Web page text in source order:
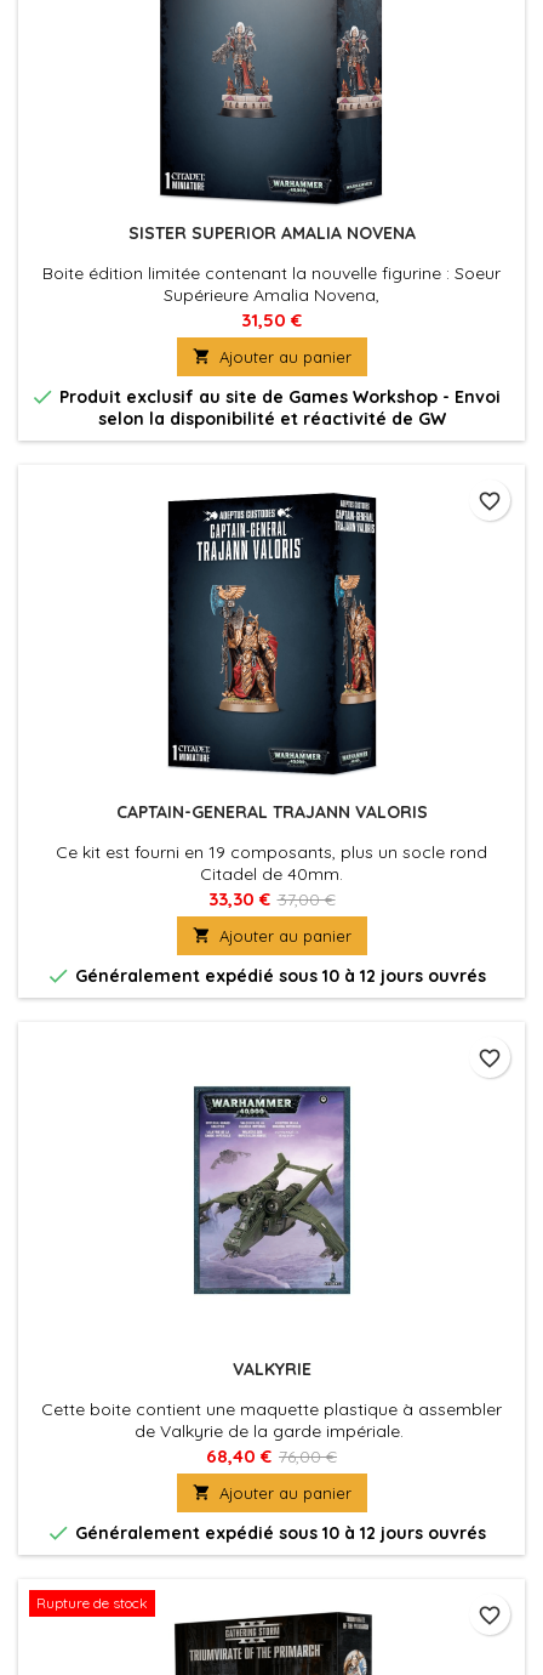
SISTER SUPERIOR AMALIA NOVENA
Boite édition limitée contenant la nouvelle figurine : Soeur
Supérieure Amalia Novena,
31,50 €
 Ajouter au panier
 Produit exclusif au site de Games Workshop - Envoi
selon la disponibilité et réactivité de GW
CAPTAIN-GENERAL TRAJANN VALORIS
Ce kit est fourni en 19 composants, plus un socle rond
Citadel de 40mm.
33,30 € 37,00 €
 Ajouter au panier
 Généralement expédié sous 10 à 12 jours ouvrés
favorite_border
VALKYRIE
Cette boite contient une maquette plastique à assembler
de Valkyrie de la garde impériale.
68,40 € 76,00 €
 Ajouter au panier
 Généralement expédié sous 10 à 12 jours ouvrés
favorite_border
Rupture de stock
favorite_border